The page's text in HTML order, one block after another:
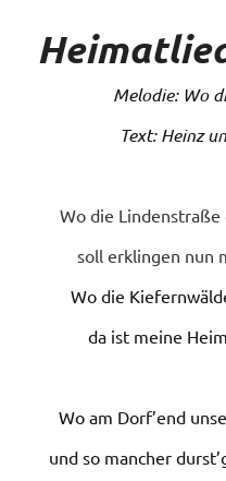
Melodie: Wo
Text: Heinz
Wo die Lindenstraße
soll erklingen nun
Wo die
da ist meine
Wo am Dorf’end
und so mancher